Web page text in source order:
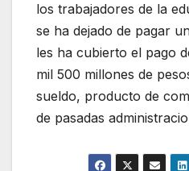
los trabajadores de la
se ha dejado de pagar
les ha cubierto el pago
mil 500 millones de
sueldo, producto de
de pasadas